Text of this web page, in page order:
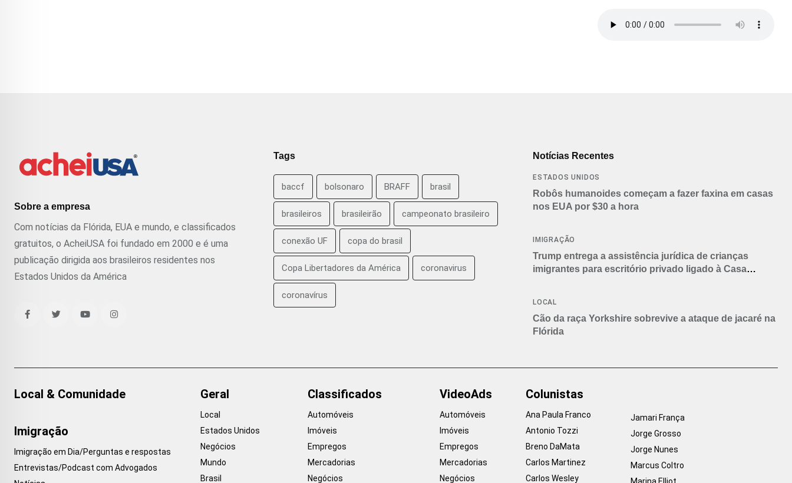
Sobre a empresa
Com notícias da Flórida, EUA e mundo, e classificados
gratuitos, o AcheiUSA foi fundado em 2000 e é uma
publicação dirigida aos brasileiros residentes nos
Estados Unidos da América
Tags
baccf bolsonaro BRAFF brasil
brasileiros brasileirão campeonato brasileiro
conexão UF copa do brasil
Copa Libertadores da América coronavirus
coronavírus
Notícias Recentes
ESTADOS UNIDOS
Robôs humanoides começam a fazer faxina em casas
nos EUA por $30 a hora
IMIGRAÇÃO
Trump entrega a assistência jurídica de crianças
imigrantes para escritório privado ligado à Casa
LOCAL
Cão da raça Yorkshire sobrevive a ataque de jacaré na
Flórida
Local & Comunidade
Imigração
Imigração em Dia/Perguntas e respostas
Entrevistas/Podcast com Advogados
Geral
Local
Estados Unidos
Negócios
Mundo
Brasil
Classificados
Automóveis
Imóveis
Empregos
Mercadorias
Negócios
VideoAds
Automóveis
Imóveis
Empregos
Mercadorias
Negócios
Colunistas
Ana Paula Franco
Antonio Tozzi
Breno DaMata
Carlos Martinez
Carlos Wesley
Jamari França
Jorge Grosso
Jorge Nunes
Marcus Coltro